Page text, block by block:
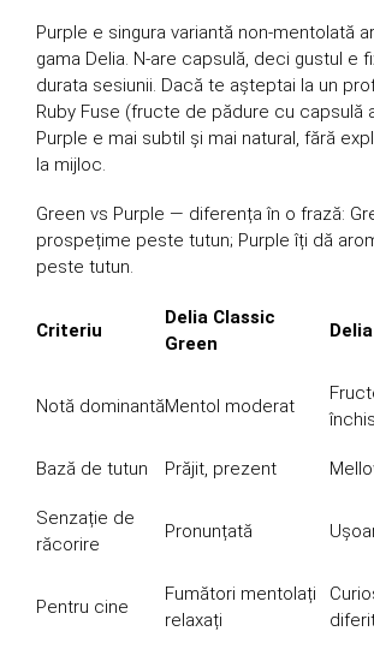
Purple e singura variantă non-mentolată
gama Delia. N-are capsulă, deci gustul e
durata sesiunii. Dacă te așteptai la un
Ruby Fuse (fructe de pădure cu capsulă
Purple e mai subtil și mai natural, fără
la mijloc.
Green vs Purple — diferența în o frază:
prospețime peste tutun; Purple îți dă
peste tutun.
Criteriu
Delia Classic
Green
Notă dominantăMentol moderat
Bază de tutun Prăjit, prezent
Senzație de
răcorire
Pronunțată
Pentru cine
Fumători mentolați
relaxați